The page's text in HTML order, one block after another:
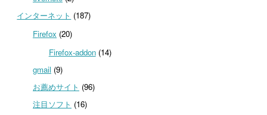
インターネット (187)
Firefox (20)
Firefox-addon(14)
gmail (9)
お薦めサイト (96)
注目ソフト (16)